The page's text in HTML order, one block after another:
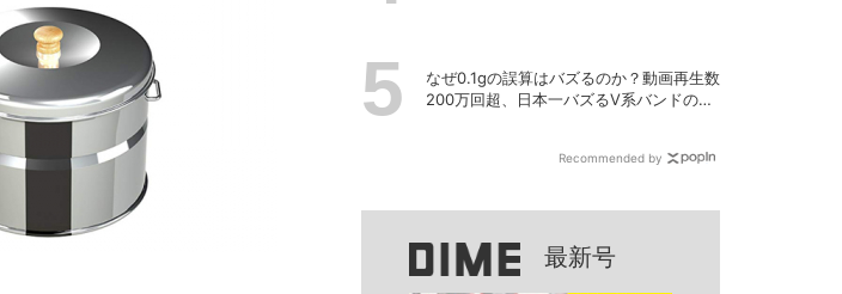
なぜ0.1gの誤算はバズるのか？動画再生数
200万回超、日本一バズるV系バンドの打
Recommended by
最新号